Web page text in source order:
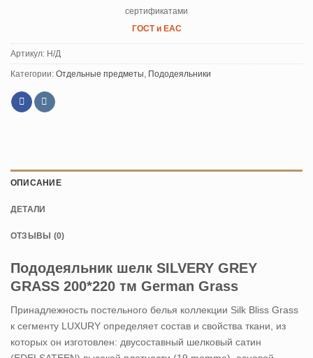
сертификатами
ГОСТ и ЕАС
Артикул: Н/Д
Категории: Отдельные предметы Пододеяльники
ОПИСАНИЕ
ДЕТАЛИ
ОТЗЫВЫ (0)
Пододеяльник шелк SILVERY GREY
GRASS 200*220 тм German Grass
Принадлежность постельного белья коллекции Silk Bliss Grass
к сегменту LUXURY определяет состав и свойства ткани, из
которых он изготовлен: двусоставный шелковый сатин